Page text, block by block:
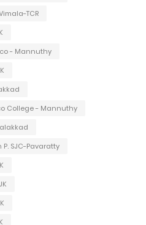
TCR
- Mannuthy
College - Mannuthy
P. SJC-Pavaratty